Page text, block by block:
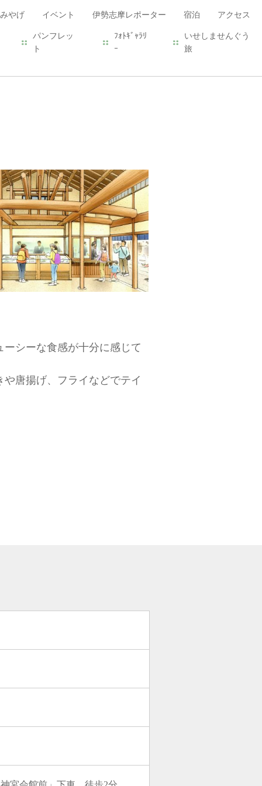
やげ イベント 伊勢志摩レポーター 宿泊 アクセス
パンフレッ
ト
ﾌｫﾄｷﾞｬﾗﾘ
ｰ
いせしませんぐう
旅
シーな食感が十分に感じて
唐揚げ、フライなどでテイ